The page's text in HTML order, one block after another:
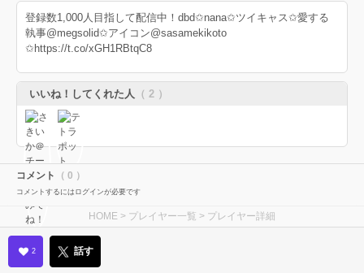
登録数1,000人目指して配信中！dbd✩nana✩ツイキャス✩愛する
執事@megsolid✩アイコン@sasamekikoto
✩https://t.co/xGH1RBtqC8
いいね！してくれた人 （ 2 ）
コメント （ 0 ）
コメントするにはログインが必要です
HOME > プレイヤー一覧 > プレイヤー詳細
2 話す